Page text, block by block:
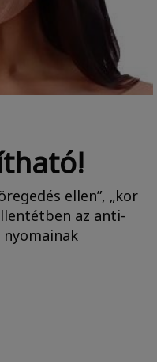
ellen ,
kor
az anti-